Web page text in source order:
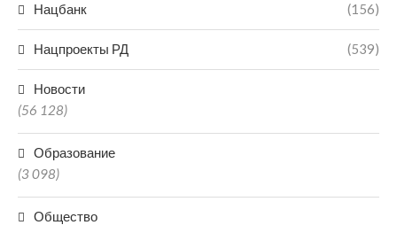
Нацбанк (156)
Нацпроекты РД (539)
Новости
(56 128)
Образование
(3 098)
Общество